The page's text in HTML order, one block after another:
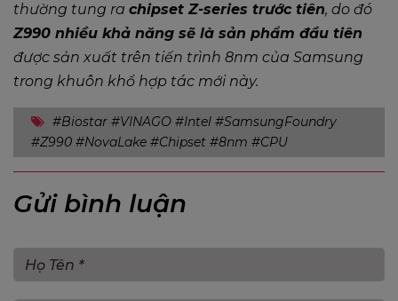
thường tung ra chipset Z-series trước tiên, do đó
Z990 nhiều khả năng sẽ là sản phẩm đầu tiên
được sản xuất trên tiến trình 8nm của Samsung
trong khuôn khổ hợp tác mới này.
#Biostar #VINAGO #Intel #SamsungFoundry
#Z990 #NovaLake #Chipset #8nm #CPU
Gửi bình luận